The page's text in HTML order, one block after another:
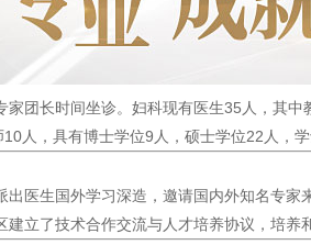
长时间坐诊。妇科现有医生35人，其中
人，具有博士学位9人，硕士学位22人，学
生国外学习深造，邀请国内外知名专家
立了技术合作交流与人才培养协议，培养